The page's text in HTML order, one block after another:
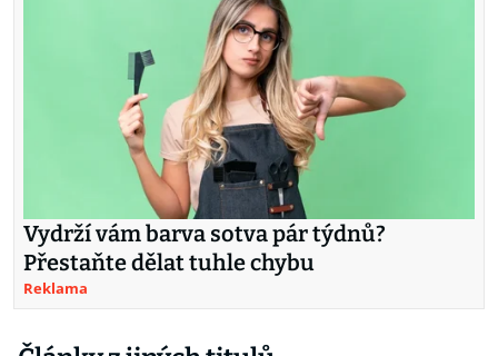
Vydrží vám barva sotva pár týdnů?
Přestaňte dělat tuhle chybu
Reklama